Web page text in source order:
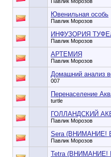
Ювенильная особь
Павлик Морозов
ИНФУЗОРИЯ
Павлик Морозов
АРТЕМИЯ
Павлик Морозов
Домашний анализ
007
Перенаселение
turtle
ГОЛЛАНДСКИЙ
Павлик Морозов
Sera (ВНИМАНИЕ!
Павлик Морозов
Tetra (ВНИМАНИЕ!